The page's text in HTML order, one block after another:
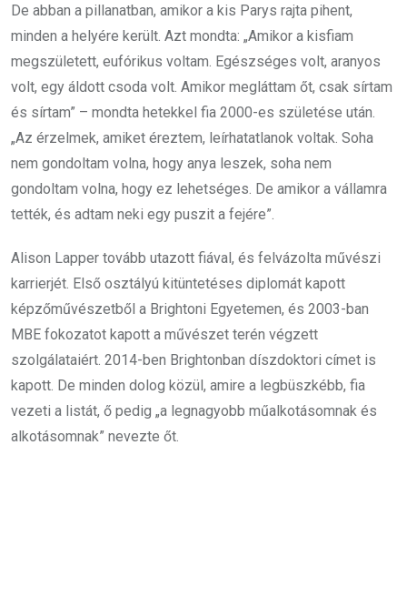
De abban a pillanatban, amikor a kis Parys rajta pihent,
minden a helyére került. Azt mondta: „Amikor a kisfiam
megszületett, eufórikus voltam. Egészséges volt, aranyos
volt, egy áldott csoda volt. Amikor megláttam őt, csak sírtam
és sírtam” – mondta hetekkel fia 2000-es születése után.
„Az érzelmek, amiket éreztem, leírhatatlanok voltak. Soha
nem gondoltam volna, hogy anya leszek, soha nem
gondoltam volna, hogy ez lehetséges. De amikor a vállamra
tették, és adtam neki egy puszit a fejére”.
Alison Lapper tovább utazott fiával, és felvázolta művészi
karrierjét. Első osztályú kitüntetéses diplomát kapott
képzőművészetből a Brightoni Egyetemen, és 2003-ban
MBE fokozatot kapott a művészet terén végzett
szolgálataiért. 2014-ben Brightonban díszdoktori címet is
kapott. De minden dolog közül, amire a legbüszkébb, fia
vezeti a listát, ő pedig „a legnagyobb műalkotásomnak és
alkotásomnak” nevezte őt.